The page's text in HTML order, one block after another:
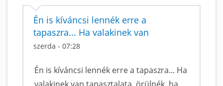
Én is kíváncsi lennék erre a
tapaszra... Ha valakinek van
szerda - 07:28
Én is kíváncsi lennék erre a tapaszra... Ha